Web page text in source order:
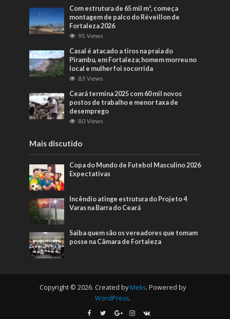
Com estrutura de 65 mil m², começa
montagem de palco do Réveillon de
Fortaleza 2026
95 Views
Casal é atacado a tiros na praia do
Pirambu, em Fortaleza; homem morreu no
local e mulher foi socorrida
83 Views
Ceará termina 2025 com 60 mil novos
postos de trabalho e menor taxa de
desemprego
80 Views
Mais discutido
Copa do Mundo de Futebol Masculino 2026
Expectativas
Incêndio atinge estrutura do Projeto 4
Varas na Barra do Ceará
Saiba quem são os vereadores que tomam
posse na Câmara de Fortaleza
Copyright © 2026. Created by Meks. Powered by
WordPress.